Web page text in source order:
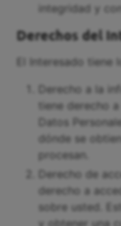
integridad y
Derechos del
El Interesado tiene
Derecho a la
tiene derecho
Datos
dónde se
procesan.
Derecho de
derecho a
sobre usted.
y obtener una